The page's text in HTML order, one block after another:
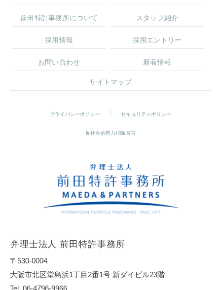
前田特許事務所について スタッフ紹介
採用情報 採用エントリー
お問い合わせ 新着情報
サイトマップ
プライバシーポリシー セキュリティポリシー
反社会的勢力排除宣言
弁理士法人 前田特許事務所
〒530-0004
大阪市北区堂島浜1丁目2番1号 新ダイビル23階